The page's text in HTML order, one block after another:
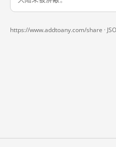
https://www.addtoany.com/share ·